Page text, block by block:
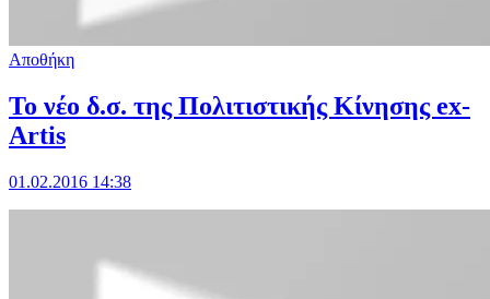
Αποθήκη
Το νέο δ.σ. της Πολιτιστικής Κίνησης ex-
Artis
01.02.2016 14:38